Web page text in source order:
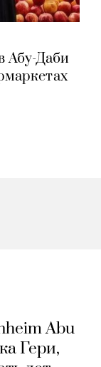
Абу-Даби
Abu
Гери,